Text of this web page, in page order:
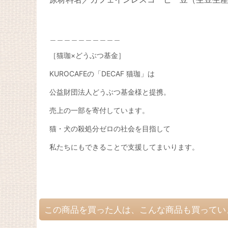
［猫珈×どうぶつ基金］
KUROCAFEの「DECAF 猫珈」は
公益財団法人どうぶつ基金様と提携。
売上の一部を寄付しています。
猫・犬の殺処分ゼロの社会を目指して
私たちにもできることで支援してまいります。
この商品を買った人は、こんな商品も買って